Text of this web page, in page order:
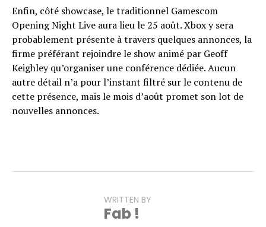
Enfin, côté showcase, le traditionnel Gamescom
Opening Night Live aura lieu le 25 août. Xbox y sera
probablement présente à travers quelques annonces, la
firme préférant rejoindre le show animé par Geoff
Keighley qu’organiser une conférence dédiée. Aucun
autre détail n’a pour l’instant filtré sur le contenu de
cette présence, mais le mois d’août promet son lot de
nouvelles annonces.
WRITTEN BY
Fab !